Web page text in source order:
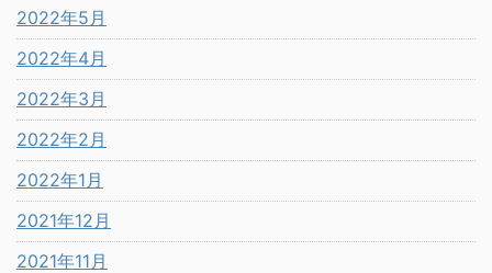
2022年5月
2022年4月
2022年3月
2022年2月
2022年1月
2021年12月
2021年11月